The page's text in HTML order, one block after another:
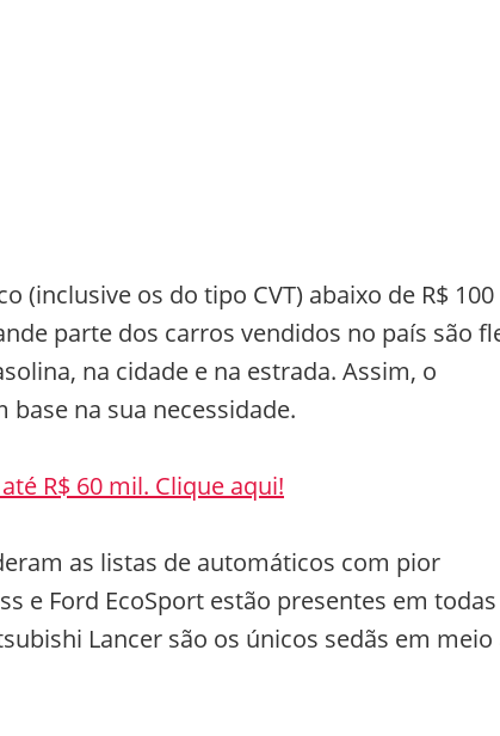
os do tipo CVT) abaixo de R$ 100
parte dos carros vendidos no país são
na cidade e na estrada. Assim, o
na sua necessidade.
R$ 60 mil. Clique aqui!
as listas de automáticos com pior
e Ford EcoSport estão presentes em todas
Lancer são os únicos sedãs em meio